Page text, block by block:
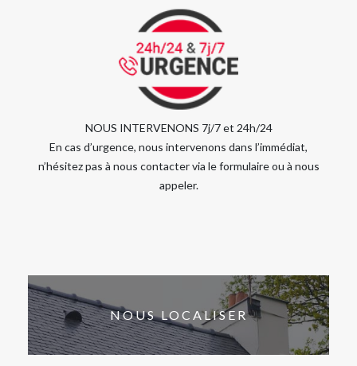
NOUS INTERVENONS 7j/7 et 24h/24
En cas d’urgence, nous intervenons dans l’immédiat,
n’hésitez pas à nous contacter via le formulaire ou à nous
appeler.
NOUS LOCALISER